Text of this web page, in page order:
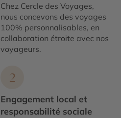
Chez Cercle des Voyages,
nous concevons des voyages
100% personnalisables, en
collaboration étroite avec nos
voyageurs.
2
Engagement local et
responsabilité sociale